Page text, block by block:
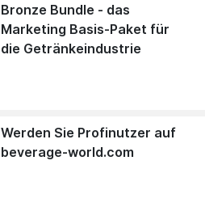
Bronze Bundle - das
Marketing Basis-Paket für
die Getränkeindustrie
Werden Sie Profinutzer auf
beverage-world.com